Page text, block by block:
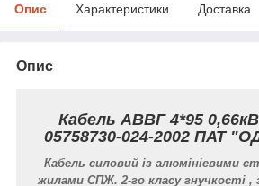
Опис Характеристики Доставка
Опис
Кабель АВВГ 4*95
05758730-024-2002 ПАТ
Кабель силовий із алюмініевими
жилами СПЖ. 2-го класу гнучкості ,